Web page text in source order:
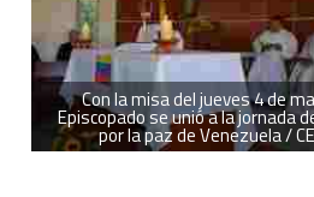
Con la misa del jueves 4 de
Episcopado se unió a la jornada
por la paz de Venezuela /